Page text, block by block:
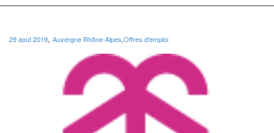
29 août 2019, Auvergne Rhône-Alpes,Offres d'emploi